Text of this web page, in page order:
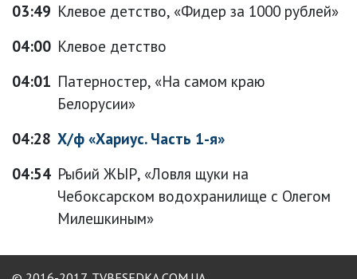
03:49 Клевое детство, «Фидер за 1000 рублей»
04:00 Клевое детство
04:01 Патерностер, «На самом краю
Белорусии»
04:28 Х/ф «Хариус. Часть 1-я»
04:54 Рыбий ЖЫР, «Ловля щуки на
Чебоксарском водохранилище с Олегом
Милешкиным»